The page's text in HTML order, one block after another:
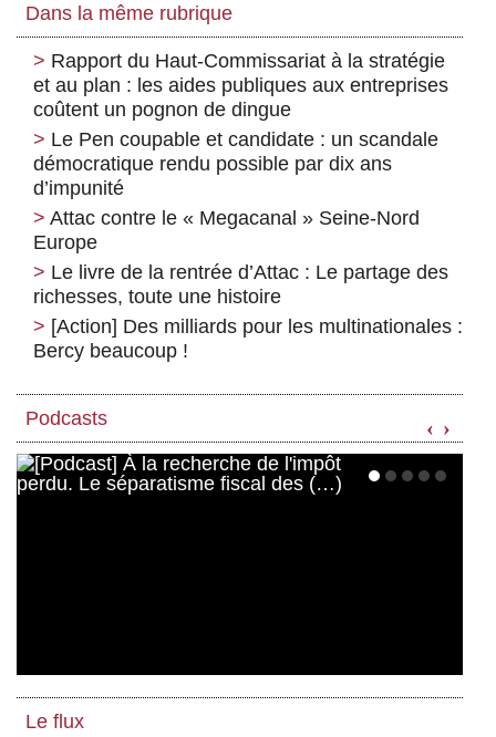
Dans la même rubrique
Rapport du Haut-Commissariat à la stratégie
et au plan : les aides publiques aux entreprises
coûtent un pognon de dingue
Le Pen coupable et candidate : un scandale
démocratique rendu possible par dix ans
d’impunité
Attac contre le « Megacanal » Seine-Nord
Europe
Le livre de la rentrée d’Attac : Le partage des
richesses, toute une histoire
[Action] Des milliards pour les multinationales :
Bercy beaucoup !
Podcasts ‹ ›
Le flux